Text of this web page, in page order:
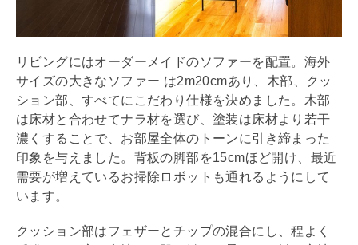
リビングにはオーダーメイドのソファーを配置。海外
サイズの大きなソファー は2m20cmあり、木部、クッ
ション部、すべてにこだわり仕様を決めました。木部
は床材と合わせてナラ材を選び、塗装は床材より若干
濃くすることで、お部屋全体のトーンに引き締まった
印象を与えました。背板の脚部を15cmほど開け、最近
需要が増えているお掃除ロボットも通れるようにして
います。
クッション部はフェザーとチップの混合にし、程よく